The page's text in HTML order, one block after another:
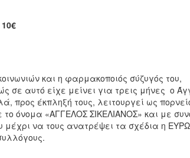
και η φαρμακοποιός σύζυγός του,
σε αυτό είχε μείνει για τρεις μήνες ο
προς έκπληξή τους, λειτουργεί ως
όνομα «ΑΓΓΕΛΟΣ ΣΙΚΕΛΙΑΝΟΣ» και με
μέχρι να τους ανατρέψει τα σχέδια η